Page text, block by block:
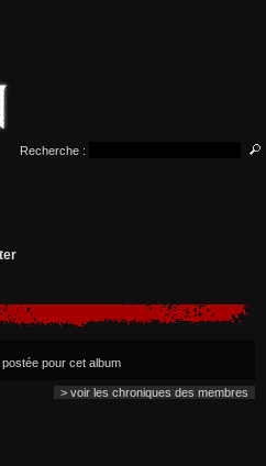
Recherche :
pour cet album
> voir les chroniques des membres